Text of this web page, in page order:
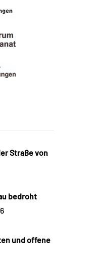
Straße von
bedroht
und offene